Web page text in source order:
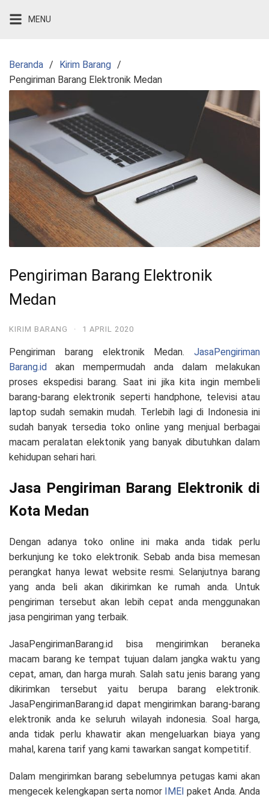
MENU
Beranda
Kirim Barang
Pengiriman Barang Elektronik Medan
Pengiriman Barang Elektronik
Medan
KIRIM BARANG · 1 APRIL 2020
Pengiriman barang elektronik Medan. JasaPengiriman
Barang.id
akan mempermudah anda dalam melakukan
proses ekspedisi barang. Saat ini jika kita ingin membeli
barang-barang elektronik seperti handphone, televisi atau
laptop sudah semakin mudah. Terlebih lagi di Indonesia ini
sudah banyak tersedia toko online yang menjual berbagai
macam peralatan elektonik yang banyak dibutuhkan dalam
kehidupan sehari hari.
Jasa Pengiriman Barang Elektronik di
Kota Medan
Dengan adanya toko online ini maka anda tidak perlu
berkunjung ke toko elektronik. Sebab anda bisa memesan
perangkat hanya lewat website resmi. Selanjutnya barang
yang anda beli akan dikirimkan ke rumah anda. Untuk
pengiriman tersebut akan lebih cepat anda menggunakan
jasa pengiriman yang terbaik.
JasaPengirimanBarang.id bisa mengirimkan beraneka
macam barang ke tempat tujuan dalam jangka waktu yang
cepat, aman, dan harga murah. Salah satu jenis barang yang
dikirimkan tersebut yaitu berupa barang elektronik.
JasaPengirimanBarang.id dapat mengirimkan barang-barang
elektronik anda ke seluruh wilayah indonesia. Soal harga,
anda tidak perlu khawatir akan mengeluarkan biaya yang
mahal, karena tarif yang kami tawarkan sangat kompetitif.
Dalam mengirimkan barang sebelumnya petugas kami akan
mengecek kelengkapan serta nomor
IMEI paket Anda. Anda